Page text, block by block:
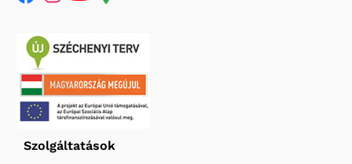
Szolgáltatások